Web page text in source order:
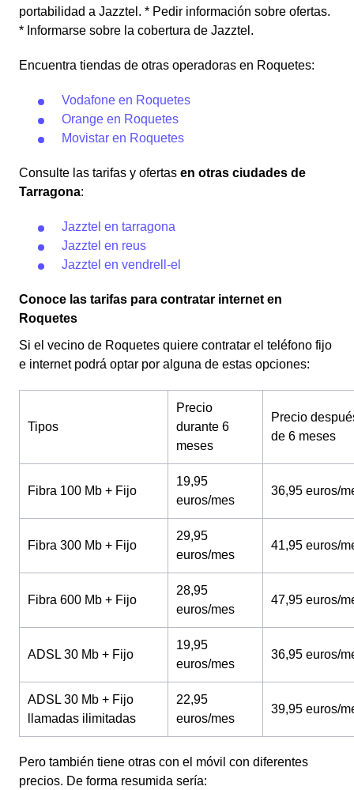
portabilidad a Jazztel. * Pedir información sobre ofertas.
* Informarse sobre la cobertura de Jazztel.
Encuentra tiendas de otras operadoras en Roquetes:
Vodafone en Roquetes
Orange en Roquetes
Movistar en Roquetes
Consulte las tarifas y ofertas en otras ciudades de
Tarragona:
Jazztel en tarragona
Jazztel en reus
Jazztel en vendrell-el
Conoce las tarifas para contratar internet en
Roquetes
Si el vecino de Roquetes quiere contratar el teléfono fijo
e internet podrá optar por alguna de estas opciones:
Tipos
Precio
durante 6
meses
Precio
de 6 meses
Fibra 100 Mb + Fijo
19,95
euros/mes
36,95 euros/
Fibra 300 Mb + Fijo
29,95
euros/mes
41,95 euros/
Fibra 600 Mb + Fijo
28,95
euros/mes
47,95 euros/
ADSL 30 Mb + Fijo
19,95
euros/mes
36,95 euros/
ADSL 30 Mb + Fijo
llamadas ilimitadas
22,95
euros/mes
39,95 euros/
Pero también tiene otras con el móvil con diferentes
precios. De forma resumida sería: